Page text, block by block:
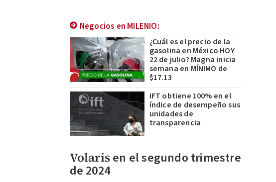
Negocios en MILENIO:
¿Cuál es el precio de la
gasolina en México HOY
22 de julio? Magna inicia
semana en MÍNIMO de
$17.13
IFT obtiene 100% en el
índice de desempeño sus
unidades de
transparencia
Volarisen el segundo trimestre
de 2024